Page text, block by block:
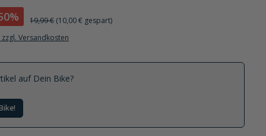
19,99 € (10,00 € gespart)
zzgl. Versandkosten
auf Dein Bike?